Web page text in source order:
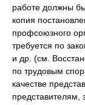
работе должны
копия
профсоюзного
требуется по
и др. (см.
по трудовым
качестве